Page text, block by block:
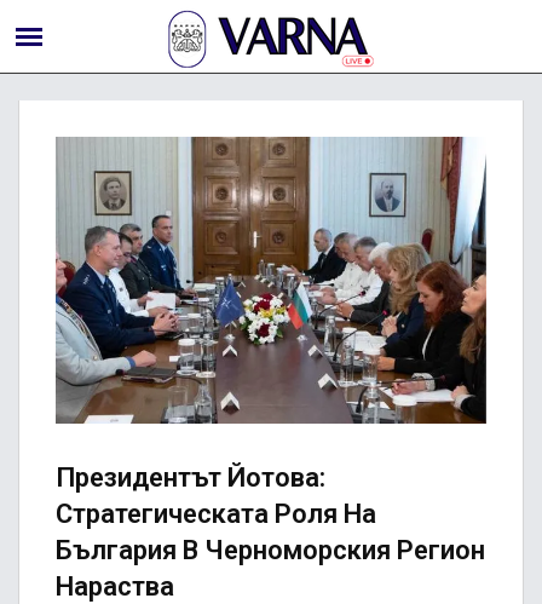
Президентът Йотова:
Стратегическата Роля На
България В Черноморския Регион
Нараства